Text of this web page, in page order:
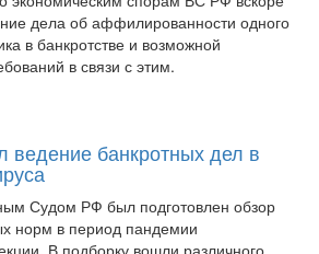
дела об аффилированности одного
в банкротстве и возможной
в связи с этим.
банкротных дел в
Судом РФ был подготовлен обзор
норм в период пандемии
В подборку вошли различного